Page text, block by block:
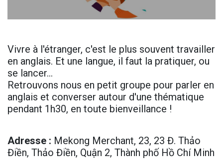
Vivre à l'étranger, c'est le plus souvent travailler
en anglais. Et une langue, il faut la pratiquer, ou
se lancer…
Retrouvons nous en petit groupe pour parler en
anglais et converser autour d'une thématique
pendant 1h30, en toute bienveillance !
Adresse : Mekong Merchant, 23, 23 Đ. Thảo
Điền, Thảo Điền, Quận 2, Thành phố Hồ Chí Minh